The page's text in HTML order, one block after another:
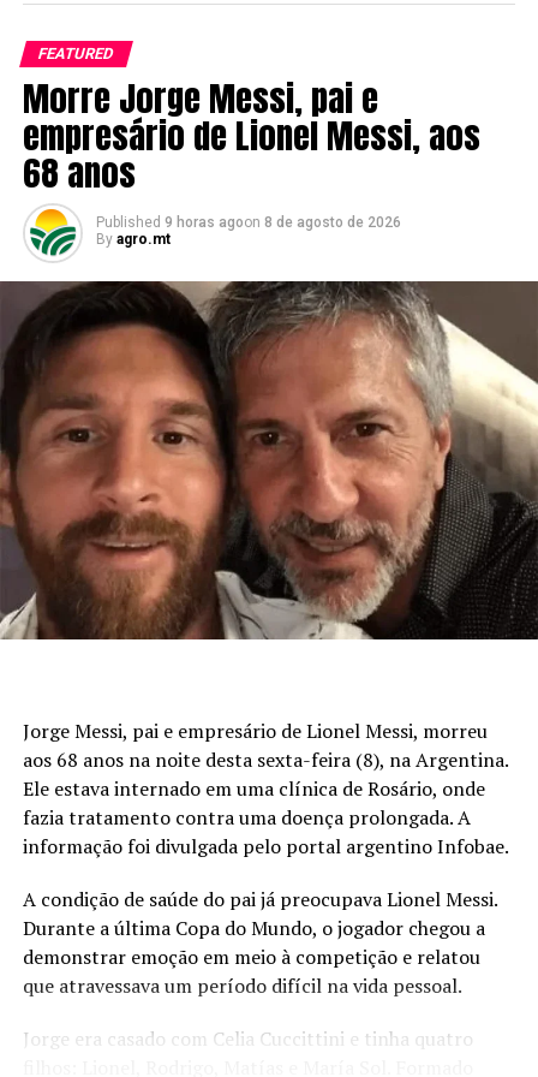
FEATURED
Morre Jorge Messi, pai e
empresário de Lionel Messi, aos
68 anos
Published 9 horas agoon 8 de agosto de 2026
By agro.mt
Jorge Messi, pai e empresário de Lionel Messi, morreu
aos 68 anos na noite desta sexta-feira (8), na Argentina.
Ele estava internado em uma clínica de Rosário, onde
fazia tratamento contra uma doença prolongada. A
informação foi divulgada pelo portal argentino Infobae.
A condição de saúde do pai já preocupava Lionel Messi.
Durante a última Copa do Mundo, o jogador chegou a
demonstrar emoção em meio à competição e relatou
que atravessava um período difícil na vida pessoal.
Jorge era casado com Celia Cuccittini e tinha quatro